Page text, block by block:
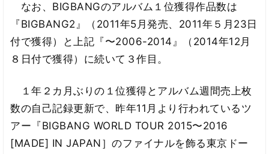
なお、BIGBANGのアルバム１位獲得作品数は
『BIGBANG2』（2011年5月発売、2011年５月23日
付で獲得）と上記『〜2006-2014』（2014年12月
８日付で獲得）に続いて３作目。
１年２カ月ぶりの１位獲得とアルバム週間売上枚
数の自己記録更新で、昨年11月より行われているツ
アー『BIGBANG WORLD TOUR 2015〜2016
[MADE] IN JAPAN］のファイナルを飾る東京ドー